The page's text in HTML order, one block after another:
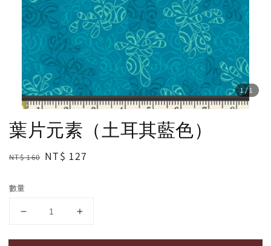
1/1
葉片元素（土耳其藍色）
Regular
NT$ 160 Sale
NT$ 127
數量